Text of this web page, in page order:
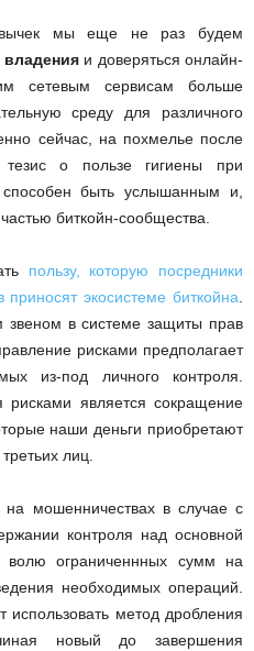
мы еще не раз будем
владенияи доверяться онлайн-
сетевым сервисам больше
среду для различного
сейчас, на похмелье после
о пользе гигиены при
быть услышанным и,
биткойн-сообщества.
пользу, которую посредники
экосистеме биткойна.
в системе защиты прав
рисками предполагает
из-под личного контроля.
является сокращение
наши деньги приобретают
лиц.
на мошенничествах в случае с
контроля над основной
ограниченнных сумм на
необходимых операций.
использовать метод дробления
новый до завершения